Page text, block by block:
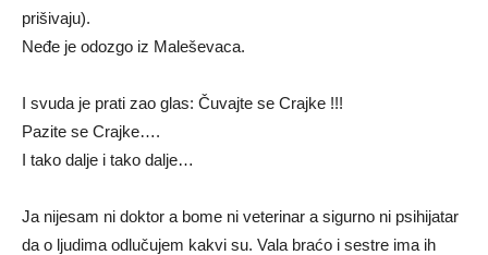
prišivaju).
Neđe je odozgo iz Maleševaca.
I svuda je prati zao glas: Čuvajte se Crajke !!!
Pazite se Crajke….
I tako dalje i tako dalje…
Ja nijesam ni doktor a bome ni veterinar a sigurno ni psihijatar
da o ljudima odlučujem kakvi su. Vala braćo i sestre ima ih